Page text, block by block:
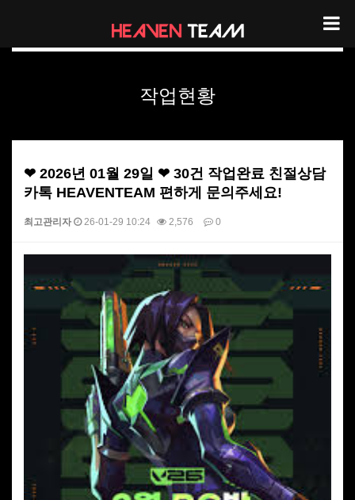
헤븐팀 작업현황
작업현황
❤ 2026년 01월 29일 ❤ 30건 작업완료 친절상담
카톡 HEAVENTEAM 편하게 문의주세요!
최고관리자 26-01-29 10:24 2,576 0